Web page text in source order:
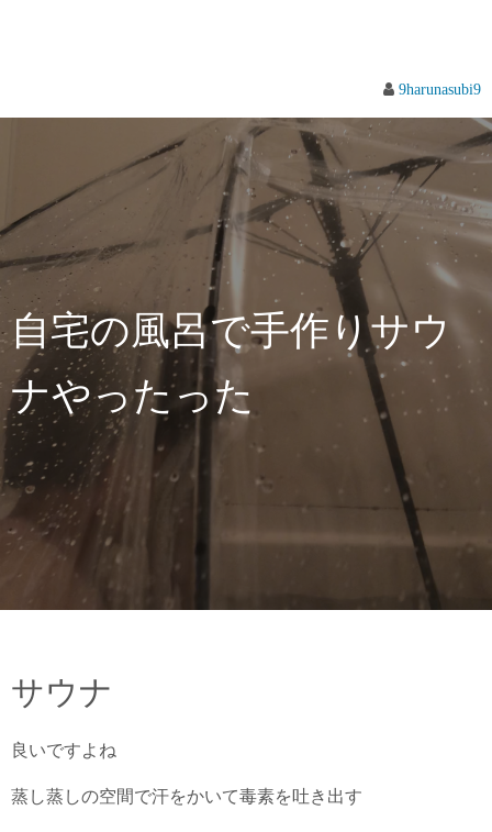
9harunasubi9
自宅の風呂で手作りサウ
ナやったった
サウナ
良いですよね
蒸し蒸しの空間で汗をかいて毒素を吐き出す